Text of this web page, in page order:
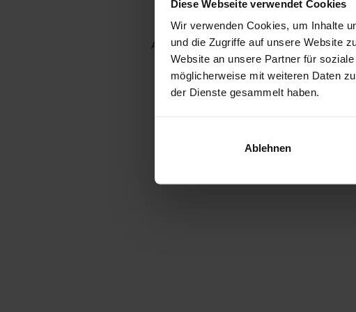
Diese Webseite verwendet Cookies
Wir verwenden Cookies, um Inhalte
und die Zugriffe auf unsere Website
Website an unsere Partner für
möglicherweise mit weiteren Daten
der Dienste gesammelt haben.
Ablehnen
Application error: a client-side exception